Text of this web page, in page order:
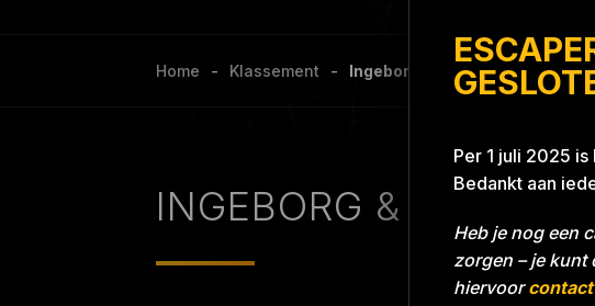
Per 1 juli 2025
Bedankt aan
Heb je nog een
zorgen – je kunt
hiervoorcontact
Home Klassement Ingeborg & Alex Grill With A
INGEBORG & ALEX